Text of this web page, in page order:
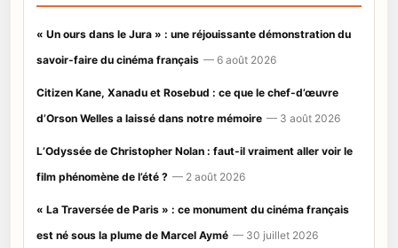
« Un ours dans le Jura » : une réjouissante démonstration du
savoir-faire du cinéma français — 6 août 2026
Citizen Kane, Xanadu et Rosebud : ce que le chef-d’œuvre
d’Orson Welles a laissé dans notre mémoire — 3 août 2026
L’Odyssée de Christopher Nolan : faut-il vraiment aller voir le
film phénomène de l’été ? — 2 août 2026
« La Traversée de Paris » : ce monument du cinéma français
est né sous la plume de Marcel Aymé — 30 juillet 2026